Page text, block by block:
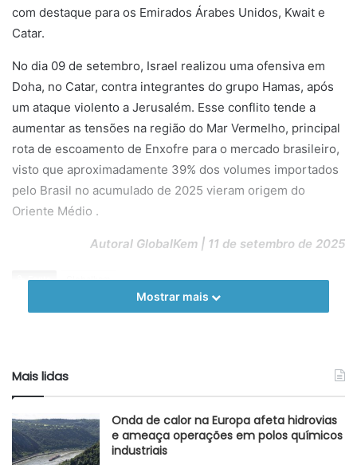
com destaque para os Emirados Árabes Unidos, Kwait e
Catar.
No dia 09 de setembro, Israel realizou uma ofensiva em
Doha, no Catar, contra integrantes do grupo Hamas, após
um ataque violento a Jerusalém. Esse conflito tende a
aumentar as tensões na região do Mar Vermelho, principal
rota de escoamento de Enxofre para o mercado brasileiro,
visto que aproximadamente 39% dos volumes importados
pelo Brasil no acumulado de 2025 vieram origem do
Oriente Médio .
Autoral GlobalKem | 11 de setembro de 2025
Fonte Globalkem
Doha enxofre Israel
Mostrar mais
Mais lidas
Onda de calor na Europa afeta hidrovias
e ameaça operações em polos químicos
industriais